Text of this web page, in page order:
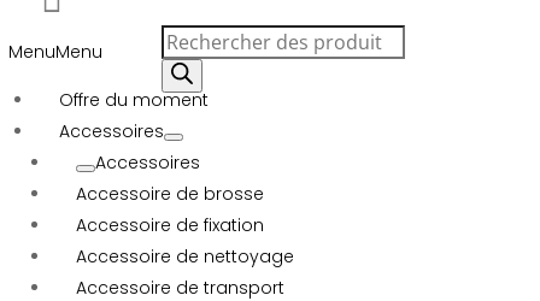
MenuMenu
Offre du moment
Accessoires
Accessoires
Accessoire de brosse
Accessoire de fixation
Accessoire de nettoyage
Accessoire de transport
Recherche
de
produits